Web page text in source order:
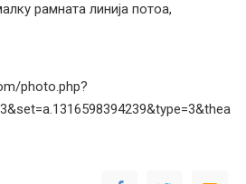
рамната линија потоа,
photo.php?